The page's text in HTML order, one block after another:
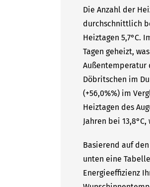
Die Anzahl der
durchschnittlich
Heiztagen 5,7°C.
Tagen geheizt,
Außentemperatur
Döbritschen im
(+56,0%%) im
Heiztagen des
Jahren bei
Basierend auf
unten eine
Energieeffizienz